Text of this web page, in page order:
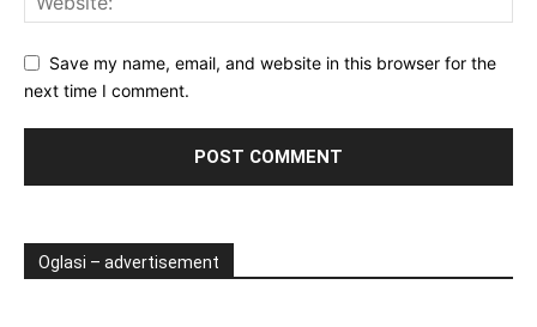
Save my name, email, and website in this browser for the
next time I comment.
Oglasi – advertisement